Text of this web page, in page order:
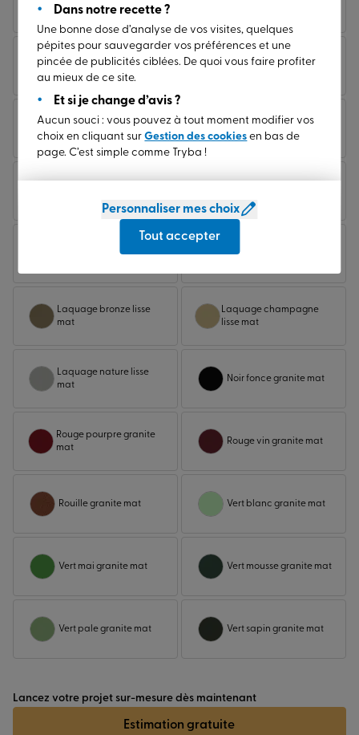
Futura 2700 bleu sable
Gris anthracite granite
mat
Gris basalt granite mat
Gris clair granite mat
Gris graphite granite
mat
Gris quartz granite mat Ivoire clair granite mat
Laquage bronze lisse
mat
Laquage champagne
lisse mat
Laquage nature lisse
mat
Noir fonce granite mat
Rouge pourpre granite
mat
Rouge vin granite mat
Rouille granite mat Vert blanc granite mat
Vert mai granite mat Vert mousse granite mat
Vert pale granite mat Vert sapin granite mat
Lancez votre projet sur-mesure dès maintenant
Estimation gratuite
Dans notre recette ?
Une bonne dose d’analyse de vos visites, quelques
pépites pour sauvegarder vos préférences et une
pincée de publicités ciblées. De quoi vous faire profiter
au mieux de ce site.
Et si je change d’avis ?
Aucun souci : vous pouvez à tout moment modifier vos
choix en cliquant surGestion des cookies en bas de
page. C’est simple comme Tryba !
Personnaliser mes choix
Tout accepter